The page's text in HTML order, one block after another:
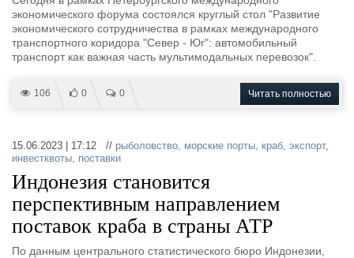
экономического форума состоялся круглый стол "Развитие
экономического сотрудничества в рамках международного
транспортного коридора "Север - Юг": автомобильный
транспорт как важная часть мультимодальных перевозок".
106 0 0 Читать полностью
15.06.2023 | 17:12 // рыболовство, морские порты, краб, экспорт,
инвестквоты, поставки
Индонезия становится
перспективным направлением
поставок краба в страны АТР
По данным центрального статистического бюро Индонезии,